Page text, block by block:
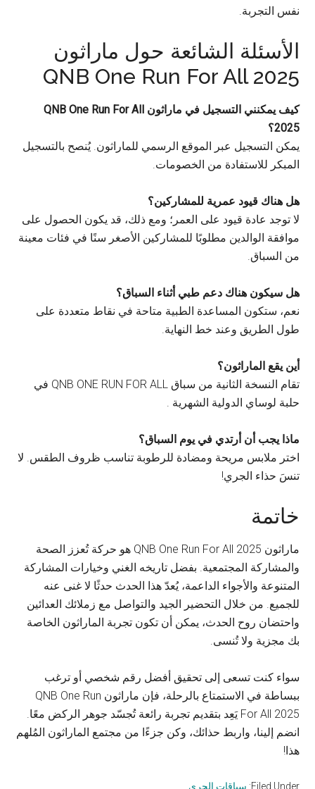
نفس التجربة.
الأسئلة الشائعة حول ماراثون
QNB One Run For All 2025
كيف يمكنني التسجيل في ماراثون QNB One Run For All
2025؟
يمكن التسجيل عبر الموقع الرسمي للماراثون. يُنصح بالتسجيل
المبكر للاستفادة من الخصومات.
هل هناك قيود عمرية للمشاركين؟
لا توجد عادة قيود على العمر؛ ومع ذلك، قد يكون الحصول على
موافقة الوالدين مطلوبًا للمشاركين الأصغر سنًا في فئات معينة
من السباق.
هل سيكون هناك دعم طبي أثناء السباق؟
نعم، ستكون المساعدة الطبية متاحة في نقاط متعددة على
طول الطريق وعند خط النهاية.
أين يقع الماراثون؟
تقام النسخة الثانية من سباق QNB ONE RUN FOR ALL في
حلبة لوساي الدولية الشهرية .
ماذا يجب أن أرتدي في يوم السباق؟
اختر ملابس مريحة ومضادة للرطوبة تناسب ظروف الطقس. لا
تنسَ حذاء الجري!
خاتمة
ماراثون QNB One Run For All 2025 هو حركة تُعزز الصحة
والمشاركة المجتمعية. بفضل تاريخه الغني وخيارات المشاركة
المتنوعة والأجواء الداعمة، يُعدّ هذا الحدث حدثًا لا غنى عنه
للجميع. من خلال التحضير الجيد والتواصل مع زملائك العدائين
واحتضان روح الحدث، يمكن أن تكون تجربة الماراثون الخاصة
بك مجزية ولا تُنسى.
سواء كنت تسعى إلى تحقيق أفضل رقم شخصي أو ترغب
ببساطة في الاستمتاع بالرحلة، فإن ماراثون QNB One Run
For All 2025 يَعِد بتقديم تجربة رائعة تُجسّد جوهر الركض معًا.
انضم إلينا، واربط حذائك، وكن جزءًا من مجتمع الماراثون المُلهم
هذا!
Filed Under: سباقات الجري